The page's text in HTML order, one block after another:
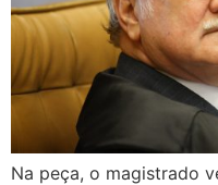
Na peça, o magistrado